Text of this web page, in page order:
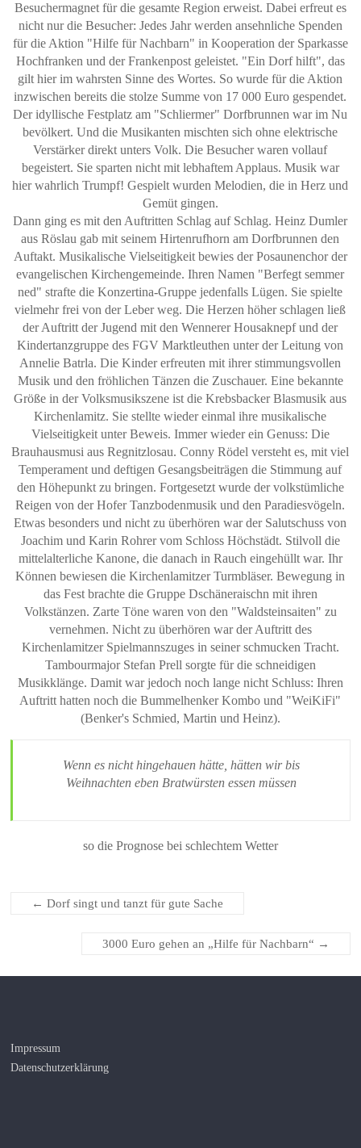
Besuchermagnet für die gesamte Region erweist. Dabei erfreut es
nicht nur die Besucher: Jedes Jahr werden ansehnliche Spenden
für die Aktion "Hilfe für Nachbarn" in Kooperation der Sparkasse
Hochfranken und der Frankenpost geleistet. "Ein Dorf hilft", das
gilt hier im wahrsten Sinne des Wortes. So wurde für die Aktion
inzwischen bereits die stolze Summe von 17 000 Euro gespendet.
Der idyllische Festplatz am "Schliermer" Dorfbrunnen war im Nu
bevölkert. Und die Musikanten mischten sich ohne elektrische
Verstärker direkt unters Volk. Die Besucher waren vollauf
begeistert. Sie sparten nicht mit lebhaftem Applaus. Musik war
hier wahrlich Trumpf! Gespielt wurden Melodien, die in Herz und
Gemüt gingen.
Dann ging es mit den Auftritten Schlag auf Schlag. Heinz Dumler
aus Röslau gab mit seinem Hirtenrufhorn am Dorfbrunnen den
Auftakt. Musikalische Vielseitigkeit bewies der Posaunenchor der
evangelischen Kirchengemeinde. Ihren Namen "Berfegt semmer
ned" strafte die Konzertina-Gruppe jedenfalls Lügen. Sie spielte
vielmehr frei von der Leber weg. Die Herzen höher schlagen ließ
der Auftritt der Jugend mit den Wennerer Housaknepf und der
Kindertanzgruppe des FGV Marktleuthen unter der Leitung von
Annelie Batrla. Die Kinder erfreuten mit ihrer stimmungsvollen
Musik und den fröhlichen Tänzen die Zuschauer. Eine bekannte
Größe in der Volksmusikszene ist die Krebsbacker Blasmusik aus
Kirchenlamitz. Sie stellte wieder einmal ihre musikalische
Vielseitigkeit unter Beweis. Immer wieder ein Genuss: Die
Brauhausmusi aus Regnitzlosau. Conny Rödel versteht es, mit viel
Temperament und deftigen Gesangsbeiträgen die Stimmung auf
den Höhepunkt zu bringen. Fortgesetzt wurde der volkstümliche
Reigen von der Hofer Tanzbodenmusik und den Paradiesvögeln.
Etwas besonders und nicht zu überhören war der Salutschuss von
Joachim und Karin Rohrer vom Schloss Höchstädt. Stilvoll die
mittelalterliche Kanone, die danach in Rauch eingehüllt war. Ihr
Können bewiesen die Kirchenlamitzer Turmbläser. Bewegung in
das Fest brachte die Gruppe Dschäneraischn mit ihren
Volkstänzen. Zarte Töne waren von den "Waldsteinsaiten" zu
vernehmen. Nicht zu überhören war der Auftritt des
Kirchenlamitzer Spielmannszuges in seiner schmucken Tracht.
Tambourmajor Stefan Prell sorgte für die schneidigen
Musikklänge. Damit war jedoch noch lange nicht Schluss: Ihren
Auftritt hatten noch die Bummelhenker Kombo und "WeiKiFi"
(Benker's Schmied, Martin und Heinz).
Wenn es nicht hingehauen hätte, hätten wir bis
Weihnachten eben Bratwürsten essen müssen
so die Prognose bei schlechtem Wetter
← Dorf singt und tanzt für gute Sache
3000 Euro gehen an „Hilfe für Nachbarn“ →
Impressum
Datenschutzerklärung